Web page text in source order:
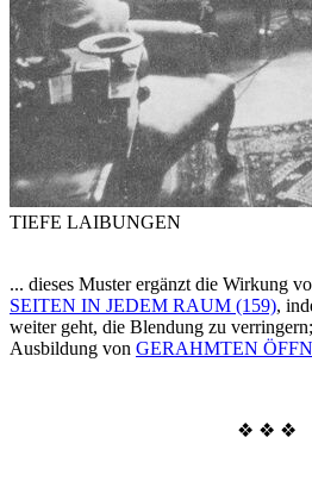
TIEFE LAIBUNGEN
... dieses Muster ergänzt die Wirkung
SEITEN IN JEDEM RAUM (159),
weiter geht, die Blendung zu
Ausbildung von GERAHMTEN
❖ ❖ ❖